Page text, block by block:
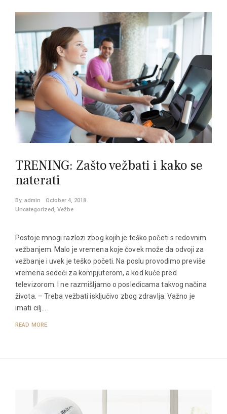
TRENING: Zašto vežbati i kako se
naterati
By: admin
October 4, 2018
Uncategorized, Vežbe
Postoje mnogi razlozi zbog kojih je teško početi s redovnim
vežbanjem. Malo je vremena koje čovek može da odvoji za
vežbanje i uvek je teško početi. Na poslu provodimo previše
vremena sedeći za kompjuterom, a kod kuće pred
televizorom. I ne razmišljamo o posledicama takvog načina
života. – Treba vežbati isključivo zbog zdravlja. Važno je
imati cilj…
READ MORE